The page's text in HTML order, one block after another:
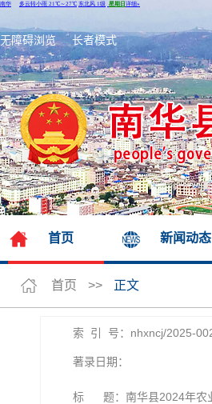
无障碍浏览 长者模式
首页 新闻动态
首页 >> 正文
索 引 号：nhxncj/2025-
著录日期：
标 题：南华县2024年农业